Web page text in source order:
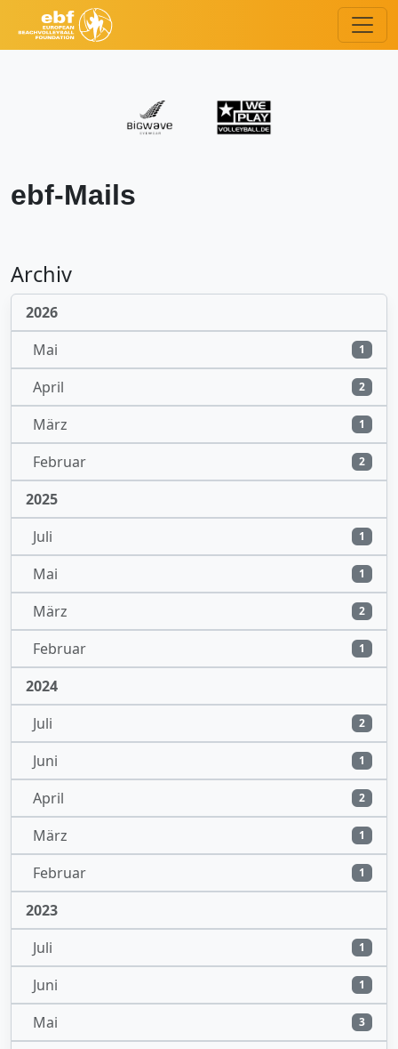
ebf-Mails
Archiv
2026
Mai
1
April 2
März 1
Februar 2
2025
Juli
1
Mai 1
März 2
Februar 1
2024
Juli
2
Juni 1
April 2
März 1
Februar 1
2023
Juli
1
Juni 1
Mai 3